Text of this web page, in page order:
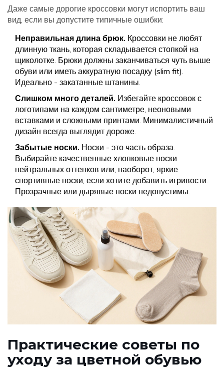
Даже самые дорогие кроссовки могут испортить ваш
вид, если вы допустите типичные ошибки:
Неправильная длина брюк. Кроссовки не любят
длинную ткань, которая складывается стопкой на
щиколотке. Брюки должны заканчиваться чуть выше
обуви или иметь аккуратную посадку (slim fit).
Идеально - закатанные штанины.
Слишком много деталей. Избегайте кроссовок с
логотипами на каждом сантиметре, неоновыми
вставками и сложными принтами. Минималистичный
дизайн всегда выглядит дороже.
Забытые носки. Носки - это часть образа.
Выбирайте качественные хлопковые носки
нейтральных оттенков или, наоборот, яркие
спортивные носки, если хотите добавить игривости.
Прозрачные или дырявые носки недопустимы.
Практические советы по
уходу за цветной обувью